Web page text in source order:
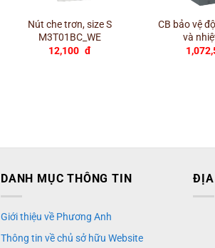
Nút che trơn, size S
M3T01BC_WE
12,100 đ
CB bảo vệ
và
DANH MỤC THÔNG TIN
Giới thiệu về Phương Anh
Thông tin về chủ sở hữu Website
ĐỊA